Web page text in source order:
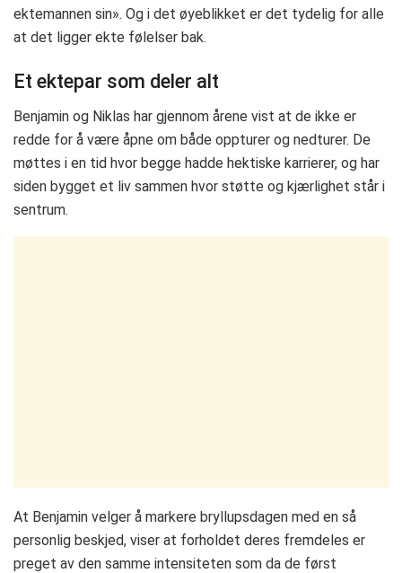
ektemannen sin». Og i det øyeblikket er det tydelig for alle
at det ligger ekte følelser bak.
Et ektepar som deler alt
Benjamin og Niklas har gjennom årene vist at de ikke er
redde for å være åpne om både oppturer og nedturer. De
møttes i en tid hvor begge hadde hektiske karrierer, og har
siden bygget et liv sammen hvor støtte og kjærlighet står i
sentrum.
At Benjamin velger å markere bryllupsdagen med en så
personlig beskjed, viser at forholdet deres fremdeles er
preget av den samme intensiteten som da de først